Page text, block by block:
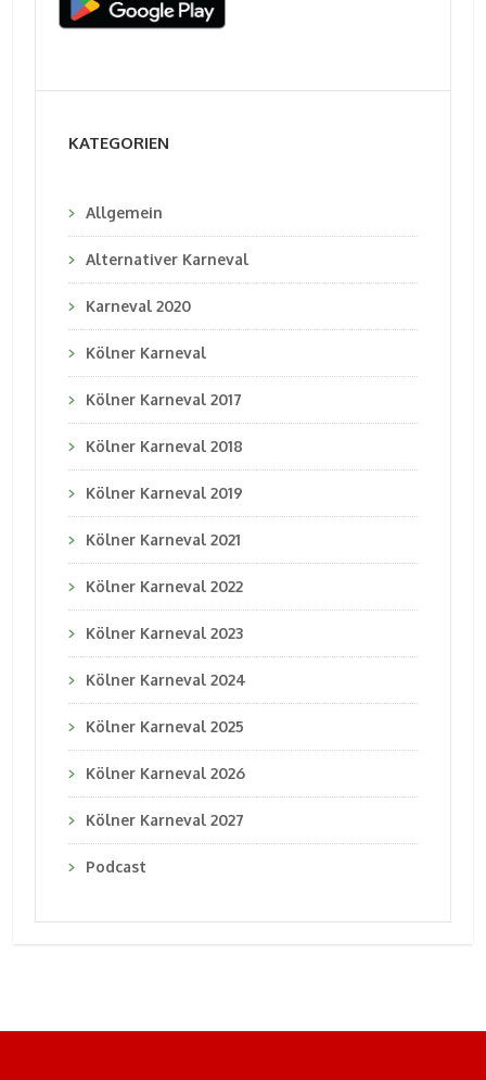
KATEGORIEN
Allgemein
Alternativer Karneval
Karneval 2020
Kölner Karneval
Kölner Karneval 2017
Kölner Karneval 2018
Kölner Karneval 2019
Kölner Karneval 2021
Kölner Karneval 2022
Kölner Karneval 2023
Kölner Karneval 2024
Kölner Karneval 2025
Kölner Karneval 2026
Kölner Karneval 2027
Podcast